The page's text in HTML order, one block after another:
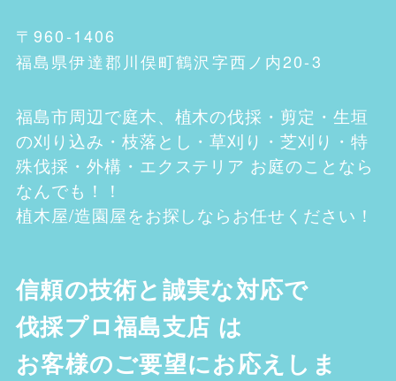
〒960-1406
福島県伊達郡川俣町鶴沢字西ノ内20-3
福島市周辺で庭木、植木の伐採・剪定・生垣
の刈り込み・枝落とし・草刈り・芝刈り・特
殊伐採・外構・エクステリア お庭のことなら
なんでも！！
植木屋/造園屋をお探しならお任せください！
信頼の技術と誠実な対応で
伐採プロ福島支店 は
お客様のご要望にお応えしま